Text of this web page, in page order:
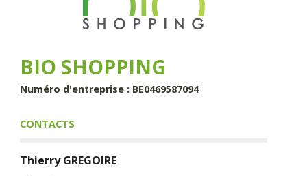
BIO SHOPPING
Numéro d'entreprise : BE0469587094
CONTACTS
Thierry GREGOIRE